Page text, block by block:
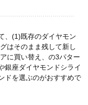
、(1)既存のダイヤモン
はそのまま残して新し
に買い替え、の3パター
銀座ダイヤモンドシライ
ドを選ぶのがおすすめで